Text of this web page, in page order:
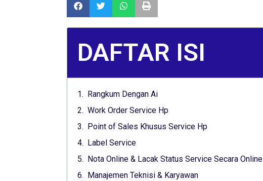
DAFTAR ISI
Rangkum Dengan Ai
Work Order Service Hp
Point of Sales Khusus Service Hp
Label Service
Nota Online & Lacak Status Service Secara Online
Manajemen Teknisi & Karyawan